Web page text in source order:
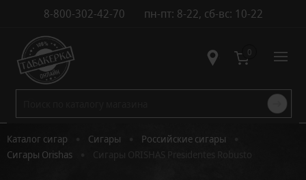
8-800-302-42-70 пн-пт: 8-22, сб-вс: 10-22
Контакты 0
Каталог сигар Сигары Российские сигары
Сигары Orishas